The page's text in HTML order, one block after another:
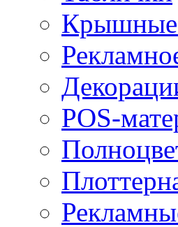
Крышные
POS-